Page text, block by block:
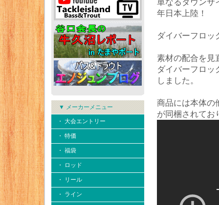
▼ メーカーメニュー
・ 大会エントリー
・ 特価
・ 福袋
・ ロッド
・ リール
・ ライン
単なるダウンサ
年日本上陸！
ダイバーフロッ
素材の配合を見
ダイバーフロッ
しました。
商品には本体の
が同梱されてお